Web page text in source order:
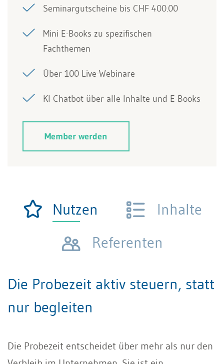
Seminargutscheine bis CHF 400.00
Mini E-Books zu spezifischen
Fachthemen
Über 100 Live-Webinare
KI-Chatbot über alle Inhalte und E-Books
Member werden
Nutzen
Inhalte
Referenten
Die Probezeit aktiv steuern, statt
nur begleiten
Die Probezeit entscheidet über mehr als nur den